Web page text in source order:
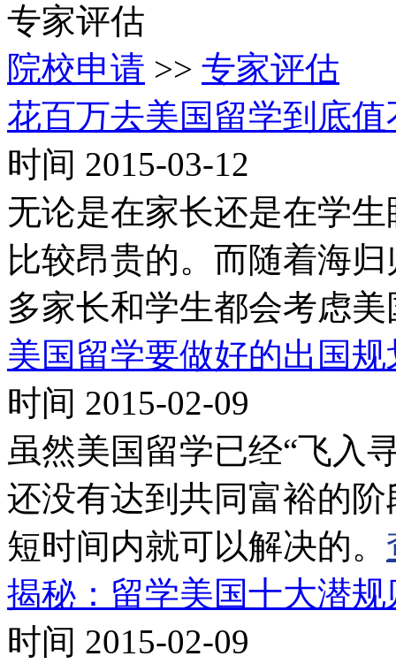
专家评估
院校申请 >> 专家评估
花百万去美国留学到底值
时间 2015-03-12
无论是在家长还是在学
比较昂贵的。而随着海
多家长和学生都会考虑
美国留学要做好的出国规
时间 2015-02-09
虽然美国留学已经“飞入
还没有达到共同富裕的
短时间内就可以解决的。
揭秘：留学美国十大潜规
时间 2015-02-09